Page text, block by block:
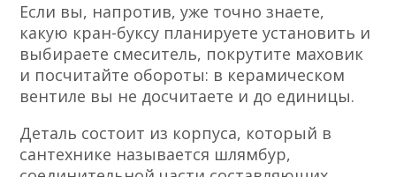
Если вы, напротив, уже точно знаете,
какую кран-буксу планируете установить и
выбираете смеситель, покрутите маховик
и посчитайте обороты: в керамическом
вентиле вы не досчитаете и до единицы.
Деталь состоит из корпуса, который в
сантехнике называется шлямбур,